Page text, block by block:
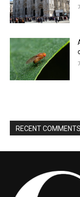
RECENT COMMENTS